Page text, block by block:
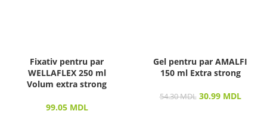
Fixativ pentru par
WELLAFLEX 250 ml
Volum extra strong
99.05 MDL
Gel pentru par AMALFI
150 ml Extra strong
54.30MDL 30.99 MDL